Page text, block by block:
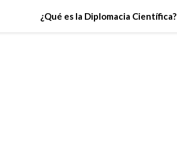
¿Qué es la Diplomacia Científica?